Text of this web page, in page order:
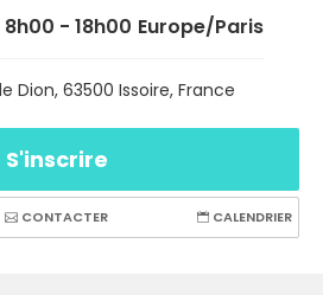
- 18h00 Europe/Paris
Dion, 63500 Issoire, France
S'inscrire
CONTACTER CALENDRIER